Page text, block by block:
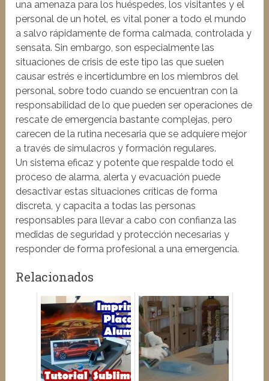
una amenaza para los huéspedes, los visitantes y el
personal de un hotel, es vital poner a todo el mundo
a salvo rápidamente de forma calmada, controlada y
sensata. Sin embargo, son especialmente las
situaciones de crisis de este tipo las que suelen
causar estrés e incertidumbre en los miembros del
personal, sobre todo cuando se encuentran con la
responsabilidad de lo que pueden ser operaciones de
rescate de emergencia bastante complejas, pero
carecen de la rutina necesaria que se adquiere mejor
a través de simulacros y formación regulares.
Un sistema eficaz y potente que respalde todo el
proceso de alarma, alerta y evacuación puede
desactivar estas situaciones críticas de forma
discreta, y capacita a todas las personas
responsables para llevar a cabo con confianza las
medidas de seguridad y protección necesarias y
responder de forma profesional a una emergencia.
Relacionados